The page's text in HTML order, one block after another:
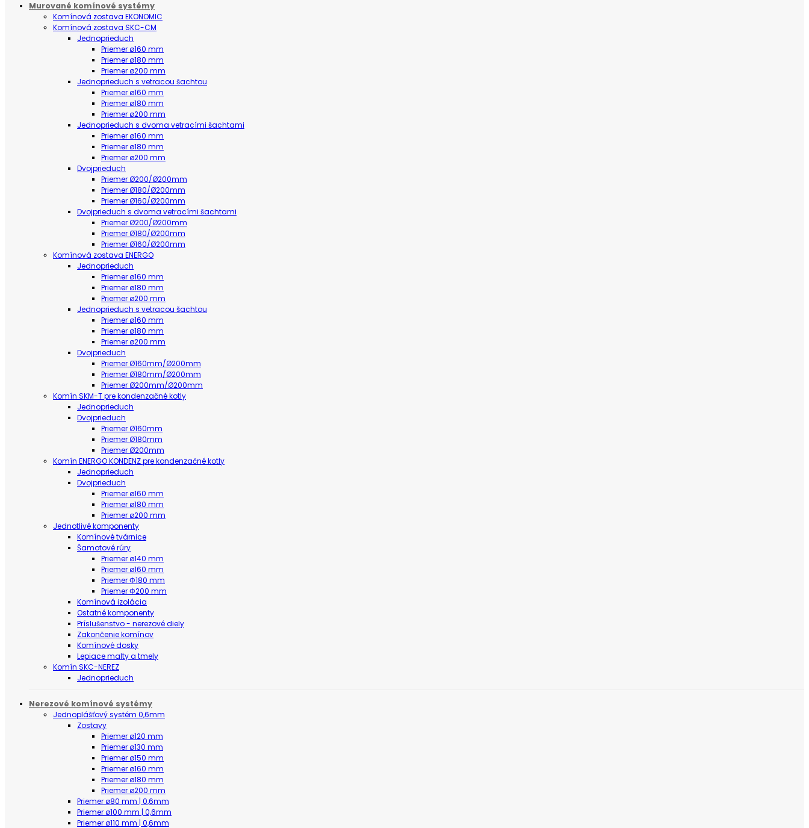
Murované komínové systémy
Komínová zostava EKONOMIC
Komínová zostava SKC-CM
Jednoprieduch
Priemer ø160 mm
Priemer ø180 mm
Priemer ø200 mm
Jednoprieduch s vetracou šachtou
Priemer ø160 mm
Priemer ø180 mm
Priemer ø200 mm
Jednoprieduch s dvoma vetracími šachtami
Priemer ø160 mm
Priemer ø180 mm
Priemer ø200 mm
Dvojprieduch
Priemer Ø200/Ø200mm
Priemer Ø180/Ø200mm
Priemer Ø160/Ø200mm
Dvojprieduch s dvoma vetracími šachtami
Priemer Ø200/Ø200mm
Priemer Ø180/Ø200mm
Priemer Ø160/Ø200mm
Komínová zostava ENERGO
Jednoprieduch
Priemer ø160 mm
Priemer ø180 mm
Priemer ø200 mm
Jednoprieduch s vetracou šachtou
Priemer ø160 mm
Priemer ø180 mm
Priemer ø200 mm
Dvojprieduch
Priemer Ø160mm/Ø200mm
Priemer Ø180mm/Ø200mm
Priemer Ø200mm/Ø200mm
Komín SKM-T pre kondenzačné kotly
Jednoprieduch
Dvojprieduch
Priemer Ø160mm
Priemer Ø180mm
Priemer Ø200mm
Komín ENERGO KONDENZ pre kondenzačné kotly
Jednoprieduch
Dvojprieduch
Priemer ø160 mm
Priemer ø180 mm
Priemer ø200 mm
Jednotlivé komponenty
Komínové tvárnice
Šamotové rúry
Priemer ø140 mm
Priemer ø160 mm
Priemer Φ180 mm
Priemer Φ200 mm
Komínová izolácia
Ostatné komponenty
Príslušenstvo - nerezové diely
Zakončenie komínov
Komínové dosky
Lepiace malty a tmely
Komín SKC-NEREZ
Jednoprieduch
Nerezové komínové systémy
Jednoplášťový systém 0,6mm
Zostavy
Priemer ø120 mm
Priemer ø130 mm
Priemer ø150 mm
Priemer ø160 mm
Priemer ø180 mm
Priemer ø200 mm
Priemer ø80 mm | 0,6mm
Priemer ø100 mm | 0,6mm
Priemer ø110 mm | 0,6mm